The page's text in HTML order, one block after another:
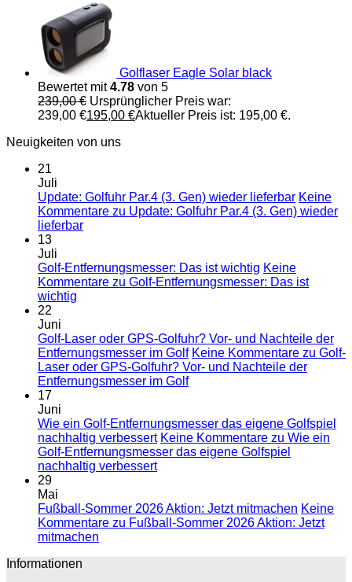
Golflaser Eagle Solar black
Bewertet mit4.78 von 5
239,00€ Ursprünglicher Preis war:
239,00 €195,00 €Aktueller Preis ist: 195,00 €.
Neuigkeiten von uns
21
Juli
Update: Golfuhr Par.4 (3. Gen) wieder lieferbar Keine
Kommentare zu Update: Golfuhr Par.4 (3. Gen) wieder
lieferbar
13
Juli
Golf-Entfernungsmesser: Das ist wichtig Keine
Kommentare zu Golf-Entfernungsmesser: Das ist
wichtig
22
Juni
Golf-Laser oder GPS-Golfuhr? Vor- und Nachteile der
Entfernungsmesser im Golf Keine Kommentare zu Golf-
Laser oder GPS-Golfuhr? Vor- und Nachteile der
Entfernungsmesser im Golf
17
Juni
Wie ein Golf-Entfernungsmesser das eigene Golfspiel
nachhaltig verbessert Keine Kommentare zu Wie ein
Golf-Entfernungsmesser das eigene Golfspiel
nachhaltig verbessert
29
Mai
Fußball-Sommer 2026 Aktion: Jetzt mitmachen Keine
Kommentare zu Fußball-Sommer 2026 Aktion: Jetzt
mitmachen
Informationen